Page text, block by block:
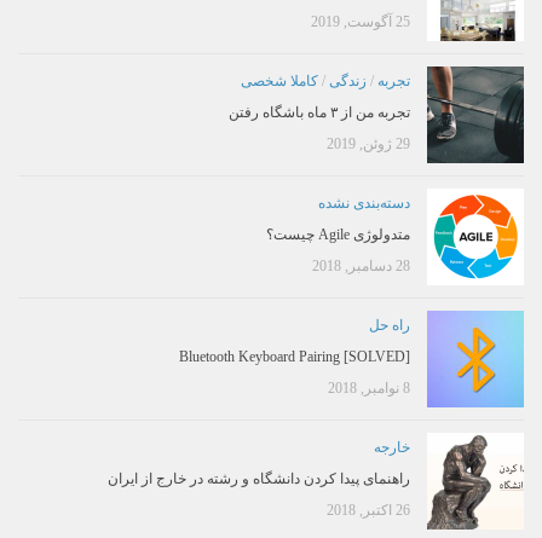
25 آگوست, 2019
تجربه / زندگی / کاملا شخصی
تجربه من از ۳ ماه باشگاه رفتن
29 ژوئن, 2019
دسته‌بندی نشده
متدولوژی Agile چیست؟
28 دسامبر, 2018
راه حل
[SOLVED] Bluetooth Keyboard Pairing
8 نوامبر, 2018
خارجه
راهنمای پیدا کردن دانشگاه و رشته در خارج از ایران
26 اکتبر, 2018